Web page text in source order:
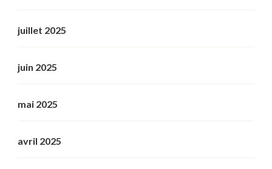
juillet 2025
juin 2025
mai 2025
avril 2025